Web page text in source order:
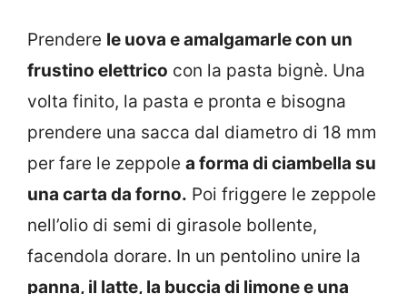
Prendere le uova e amalgamarle con un
frustino elettrico con la pasta bignè. Una
volta finito, la pasta e pronta e bisogna
prendere una sacca dal diametro di 18 mm
per fare le zeppole a forma di ciambella su
una carta da forno. Poi friggere le zeppole
nell’olio di semi di girasole bollente,
facendola dorare. In un pentolino unire la
panna, il latte, la buccia di limone e una